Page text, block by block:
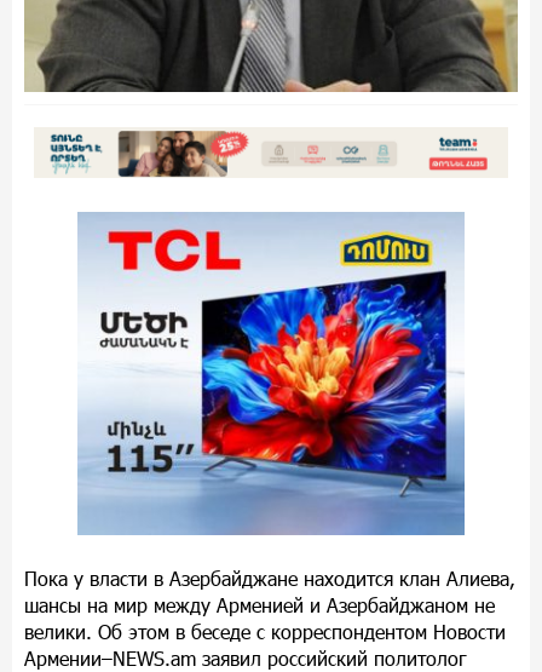
Пока у власти в Азербайджане находится клан Алиева,
шансы на мир между Арменией и Азербайджаном не
велики. Об этом в беседе с корреспондентом Новости
Армении–NEWS.am заявил российский политолог